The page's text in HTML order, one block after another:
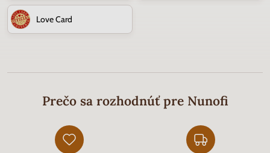
Love Card
Prečo sa rozhodnúť pre Nunofi